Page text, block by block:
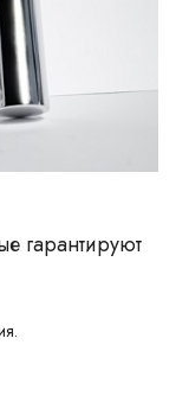
гарантируют